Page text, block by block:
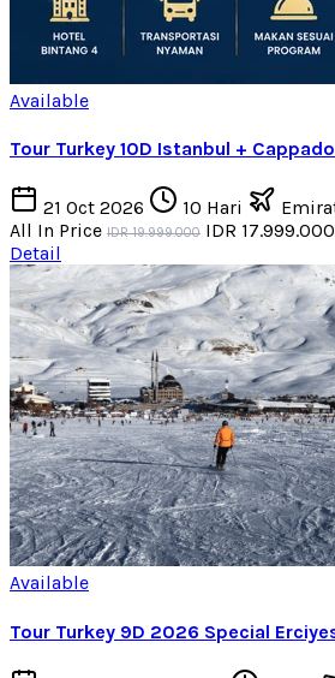
Available
Tour Turkey 10D Istanbul +
21 Oct 2026 10 Hari
All In Price IDR 19.999.000 IDR 17.999.000
Detail
Available
Tour Turkey 9D 2026 Special